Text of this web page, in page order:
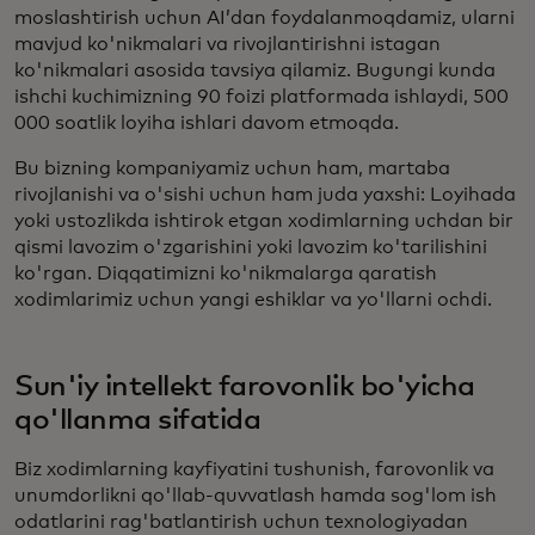
moslashtirish uchun AI’dan foydalanmoqdamiz, ularni
mavjud ko'nikmalari va rivojlantirishni istagan
ko'nikmalari asosida tavsiya qilamiz. Bugungi kunda
ishchi kuchimizning 90 foizi platformada ishlaydi, 500
000 soatlik loyiha ishlari davom etmoqda.
Bu bizning kompaniyamiz uchun ham, martaba
rivojlanishi va o'sishi uchun ham juda yaxshi: Loyihada
yoki ustozlikda ishtirok etgan xodimlarning uchdan bir
qismi lavozim o'zgarishini yoki lavozim ko'tarilishini
ko'rgan. Diqqatimizni ko'nikmalarga qaratish
xodimlarimiz uchun yangi eshiklar va yo'llarni ochdi.
Sun'iy intellekt farovonlik bo'yicha
qo'llanma sifatida
Biz xodimlarning kayfiyatini tushunish, farovonlik va
unumdorlikni qo'llab-quvvatlash hamda sog'lom ish
odatlarini rag'batlantirish uchun texnologiyadan